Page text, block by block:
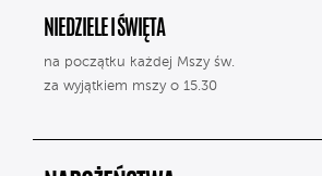
NIEDZIELE I ŚWIĘTA
na początku każdej Mszy św.
za wyjątkiem mszy o 15.30